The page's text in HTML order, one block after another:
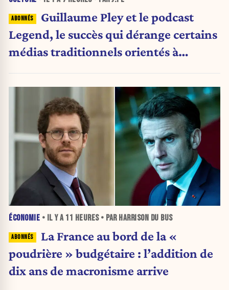
Guillaume Pley et le podcast
Legend, le succès qui dérange certains
médias traditionnels orientés à
ÉCONOMIE • IL Y A 11 HEURES• PAR HARRISON DU BUS
La France au bord de la «
poudrière » budgétaire : l’addition de
dix ans de macronisme arrive